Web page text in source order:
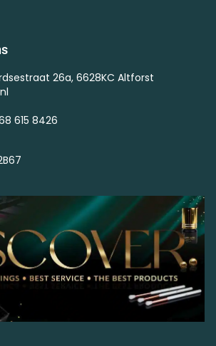
26a, 6628KC Altforst
615 8426